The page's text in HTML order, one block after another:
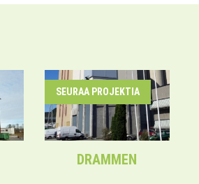
SEURAA PROJEKTIA
DRAMMEN